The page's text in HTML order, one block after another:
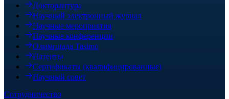
Докторантура
Научный электронный журнал
Научные мероприятия
Научные конференции
Олимпиада Tasimo
Патенты
Сертификаты (квалифицированные)
Научный совет
Сотрудничество